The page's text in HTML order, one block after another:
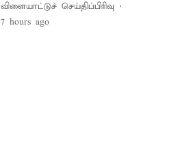
விளையாட்டுச் செய்திப்பிரிவு
7 hours ago